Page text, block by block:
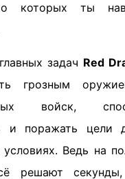
которых ты
задач Red
грозным
войск,
и поражать цели
Ведь на
решают